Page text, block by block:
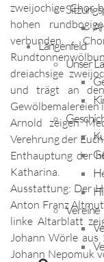
Längenfeld
Unser
Vereine
zweijochige Chor
hohen
verbunden.
dreiachsige
und trägt an
Gewölbemalereien
Arnold zeigen
Verehrung der
Enthauptung der
Katharina.
Ausstattung: Der
Anton Franz
linke Altarblatt
Johann Wörle aus
Johann Nepomuk